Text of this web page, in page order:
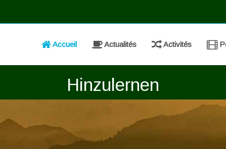
Accueil Actualités Activités
Hinzulernen